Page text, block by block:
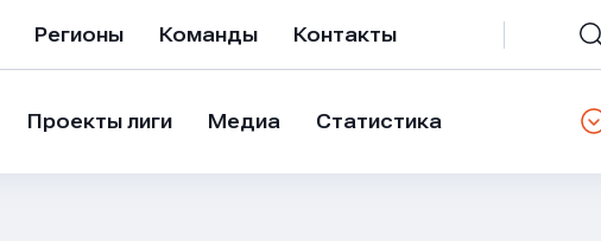
Регионы Команды Контакты
Проекты лиги Медиа Статистика